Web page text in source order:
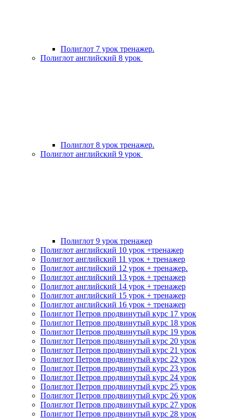
Полиглот 7 урок тренажер.
Полиглот английский 8 урок
Полиглот 8 урок тренажер.
Полиглот английский 9 урок
Полиглот 9 урок тренажер
Полиглот английский 10 урок +тренажер
Полиглот английский 11 урок + тренажер
Полиглот английский 12 урок + тренажер.
Полиглот английский 13 урок + тренажер
Полиглот английский 14 урок + тренажер
Полиглот английский 15 урок + тренажер
Полиглот английский 16 урок + тренажер
Полиглот Петров продвинутый курс 17 урок
Полиглот Петров продвинутый курс 18 урок
Полиглот Петров продвинутый курс 19 урок
Полиглот Петров продвинутый курс 20 урок
Полиглот Петров продвинутый курс 21 урок
Полиглот Петров продвинутый курс 22 урок
Полиглот Петров продвинутый курс 23 урок
Полиглот Петров продвинутый курс 24 урок
Полиглот Петров продвинутый курс 25 урок
Полиглот Петров продвинутый курс 26 урок
Полиглот Петров продвинутый курс 27 урок
Полиглот Петров продвинутый курс 28 урок